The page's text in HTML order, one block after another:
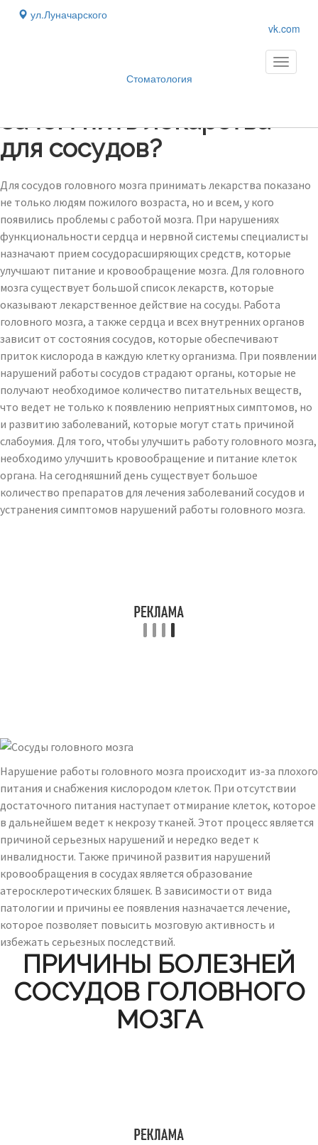
ул.Луначарского
vk.com
Стоматология
Toggle
Зачем пить лекарства
для сосудов?
Для сосудов головного мозга принимать лекарства показано
не только людям пожилого возраста, но и всем, у кого
появились проблемы с работой мозга. При нарушениях
функциональности сердца и нервной системы специалисты
назначают прием сосудорасширяющих средств, которые
улучшают питание и кровообращение мозга. Для головного
мозга существует большой список лекарств, которые
оказывают лекарственное действие на сосуды. Работа
головного мозга, а также сердца и всех внутренних органов
зависит от состояния сосудов, которые обеспечивают
приток кислорода в каждую клетку организма. При появлении
нарушений работы сосудов страдают органы, которые не
получают необходимое количество питательных веществ,
что ведет не только к появлению неприятных симптомов, но
и развитию заболеваний, которые могут стать причиной
слабоумия. Для того, чтобы улучшить работу головного мозга,
необходимо улучшить кровообращение и питание клеток
органа. На сегодняшний день существует большое
количество препаратов для лечения заболеваний сосудов и
устранения симптомов нарушений работы головного мозга.
Нарушение работы головного мозга происходит из-за плохого
питания и снабжения кислородом клеток. При отсутствии
достаточного питания наступает отмирание клеток, которое
в дальнейшем ведет к некрозу тканей. Этот процесс является
причиной серьезных нарушений и нередко ведет к
инвалидности. Также причиной развития нарушений
кровообращения в сосудах является образование
атеросклеротических бляшек. В зависимости от вида
патологии и причины ее появления назначается лечение,
которое позволяет повысить мозговую активность и
избежать серьезных последствий.
ПРИЧИНЫ БОЛЕЗНЕЙ
СОСУДОВ ГОЛОВНОГО
МОЗГА